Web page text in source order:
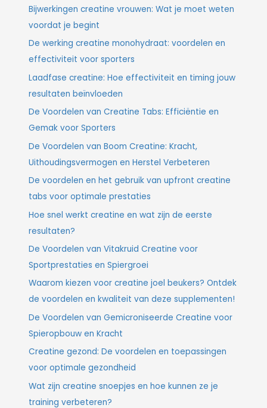
Bijwerkingen creatine vrouwen: Wat je moet weten
voordat je begint
De werking creatine monohydraat: voordelen en
effectiviteit voor sporters
Laadfase creatine: Hoe effectiviteit en timing jouw
resultaten beïnvloeden
De Voordelen van Creatine Tabs: Efficiëntie en
Gemak voor Sporters
De Voordelen van Boom Creatine: Kracht,
Uithoudingsvermogen en Herstel Verbeteren
De voordelen en het gebruik van upfront creatine
tabs voor optimale prestaties
Hoe snel werkt creatine en wat zijn de eerste
resultaten?
De Voordelen van Vitakruid Creatine voor
Sportprestaties en Spiergroei
Waarom kiezen voor creatine joel beukers? Ontdek
de voordelen en kwaliteit van deze supplementen!
De Voordelen van Gemicroniseerde Creatine voor
Spieropbouw en Kracht
Creatine gezond: De voordelen en toepassingen
voor optimale gezondheid
Wat zijn creatine snoepjes en hoe kunnen ze je
training verbeteren?